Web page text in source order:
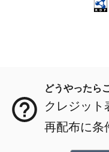
どうやったら
クレジット
再配布に条